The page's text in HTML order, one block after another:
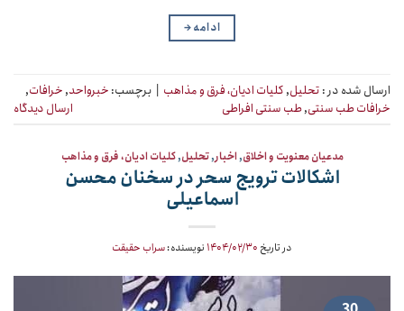
ادامه→
ارسال شده در : تحلیل, کلیات ادیان، فرق و مذاهب | برچسب: خبرواحد, خرافات,
خرافات طب سنتی,طب سنتی افراطی ارسال دیدگاه
مدعیان معنویت و اخلاق,اخبار,تحلیل,کلیات ادیان، فرق و مذاهب
اشکالات ترویج سحر در سخنان محسن
اسماعیلی
در تاریخ ۱۴۰۴/۰۲/۳۰ نویسنده:سراب حقیقت